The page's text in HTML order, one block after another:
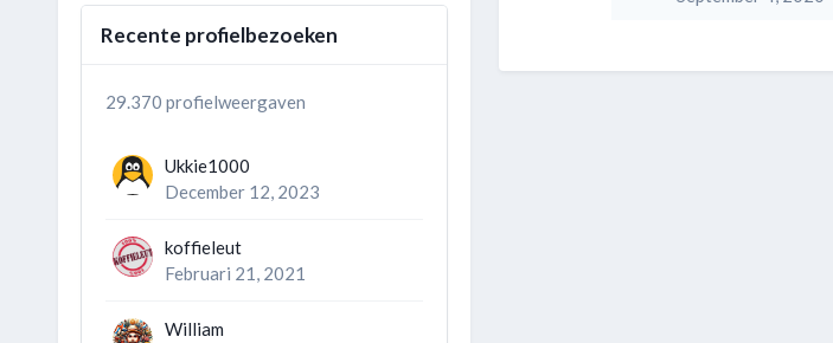
Recente profielbezoeken
29.370 profielweergaven
Ukkie1000
December 12, 2023
koffieleut
Februari 21, 2021
William